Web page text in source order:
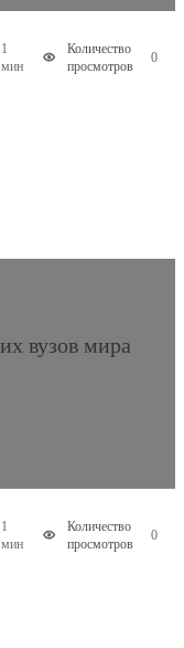
1
мин
Количество
просмотров
0
вузов мира
1
мин
Количество
просмотров
0